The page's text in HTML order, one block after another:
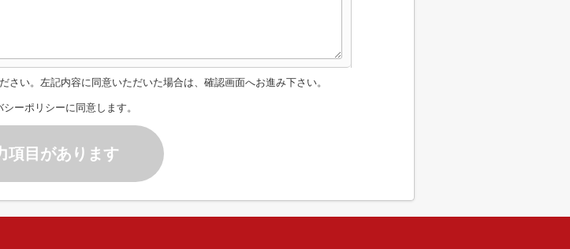
さい。左記内容に同意いただいた場合は、確認画面へお進み下さい。
シーポリシーに同意します。
項目があります